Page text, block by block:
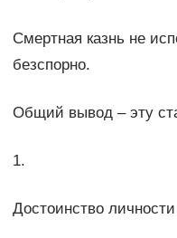
Смертная казнь не
безспорно.
Общий вывод – эту
1.
Достоинство